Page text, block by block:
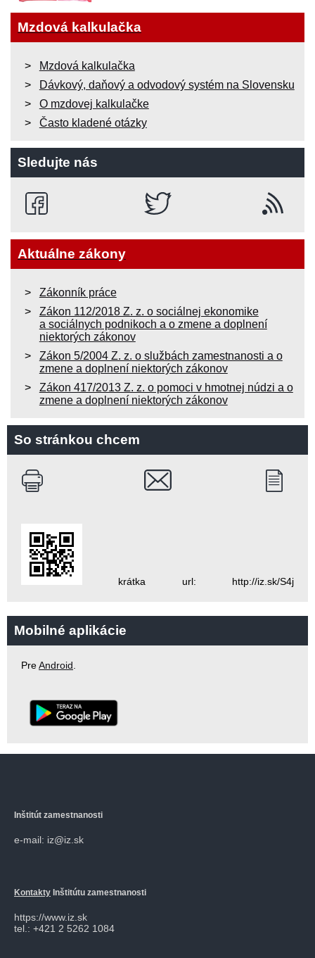
Mzdová kalkulačka
Mzdová kalkulačka
Dávkový, daňový a odvodový systém na Slovensku
O mzdovej kalkulačke
Často kladené otázky
Sledujte nás
Aktuálne zákony
Zákonník práce
Zákon 112/2018 Z. z. o sociálnej ekonomike
a sociálnych podnikoch a o zmene a doplnení
niektorých zákonov
Zákon 5/2004 Z. z. o službách zamestnanosti a o
zmene a doplnení niektorých zákonov
Zákon 417/2013 Z. z. o pomoci v hmotnej núdzi a o
zmene a doplnení niektorých zákonov
So stránkou chcem
krátka url: http://iz.sk/S4j
Mobilné aplikácie
PreAndroid
Inštitút zamestnanosti
e-mail: iz@iz.sk
Kontakty Inštitútu zamestnanosti
https://www.iz.sk
tel.: +421 2 5262 1084